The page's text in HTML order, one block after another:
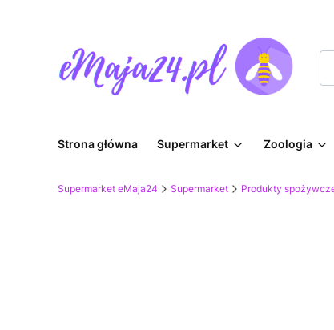
Strona główna Supermarket Zoologia
Supermarket eMaja24 Supermarket Produkty